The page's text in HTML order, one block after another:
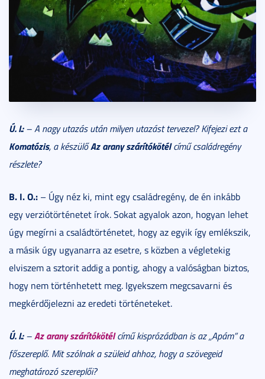
Ú. I.: – A nagy utazás után milyen utazást tervezel? Kifejezi ezt a
Komatózis, a készülőAz arany szárítókötélcímű családregény
részlete?
B. I. O.: – Úgy néz ki, mint egy családregény, de én inkább
egy verziótörténetet írok. Sokat agyalok azon, hogyan lehet
úgy megírni a családtörténetet, hogy az egyik így emlékszik,
a másik úgy ugyanarra az esetre, s közben a végletekig
elviszem a sztorit addig a pontig, ahogy a valóságban biztos,
hogy nem történhetett meg. Igyekszem megcsavarni és
megkérdőjelezni az eredeti történeteket.
Ú. I.: –Az arany szárítókötél című kisprózádban is az „Apám” a
főszereplő. Mit szólnak a szüleid ahhoz, hogy a szövegeid
meghatározó szereplői?